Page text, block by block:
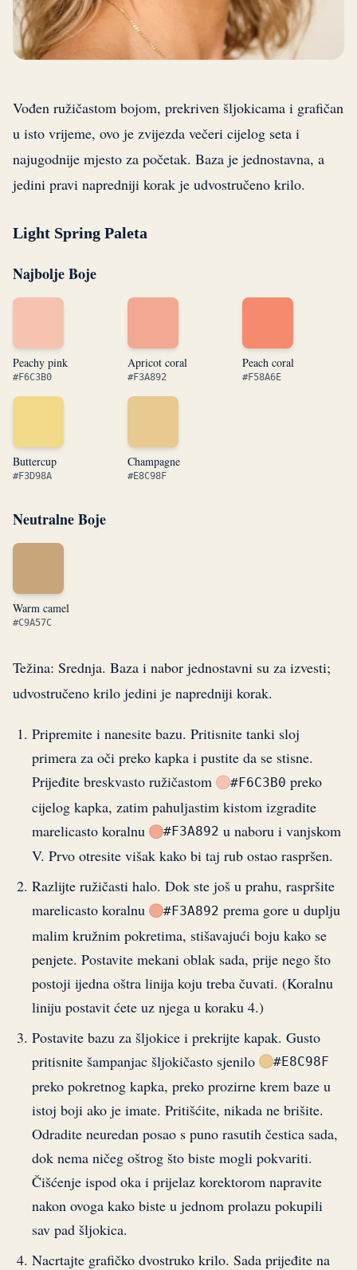
Vođen ružičastom bojom, prekriven šljokicama i grafičan
u isto vrijeme, ovo je zvijezda večeri cijelog seta i
najugodnije mjesto za početak. Baza je jednostavna, a
jedini pravi napredniji korak je udvostručeno krilo.
Light Spring Paleta
Najbolje Boje
Peachy pink
#F6C3B0
Apricot coral
#F3A892
Peach coral
#F58A6E
Buttercup
#F3D98A
Champagne
#E8C98F
Neutralne Boje
Warm camel
#C9A57C
Težina: Srednja. Baza i nabor jednostavni su za izvesti;
udvostručeno krilo jedini je napredniji korak.
Pripremite i nanesite bazu. Pritisnite tanki sloj
primera za oči preko kapka i pustite da se stisne.
Prijeđite breskvasto ružičastom
#F6C3B0 preko
cijelog kapka, zatim pahuljastim kistom izgradite
marelicasto koralnu
#F3A892 u naboru i vanjskom
V. Prvo otresite višak kako bi taj rub ostao raspršen.
Razlijte ružičasti halo. Dok ste još u prahu, raspršite
marelicasto koralnu
#F3A892 prema gore u duplju
malim kružnim pokretima, stišavajući boju kako se
penjete. Postavite mekani oblak sada, prije nego što
postoji ijedna oštra linija koju treba čuvati. (Koralnu
liniju postavit ćete uz njega u koraku 4.)
Postavite bazu za šljokice i prekrijte kapak. Gusto
pritisnite šampanjac šljokičasto sjenilo
#E8C98F
preko pokretnog kapka, preko prozirne krem baze u
istoj boji ako je imate. Pritišćite, nikada ne brišite.
Odradite neuredan posao s puno rasutih čestica sada,
dok nema ničeg oštrog što biste mogli pokvariti.
Čišćenje ispod oka i prijelaz korektorom napravite
nakon ovoga kako biste u jednom prolazu pokupili
sav pad šljokica.
Nacrtajte grafičko dvostruko krilo. Sada prijeđite na